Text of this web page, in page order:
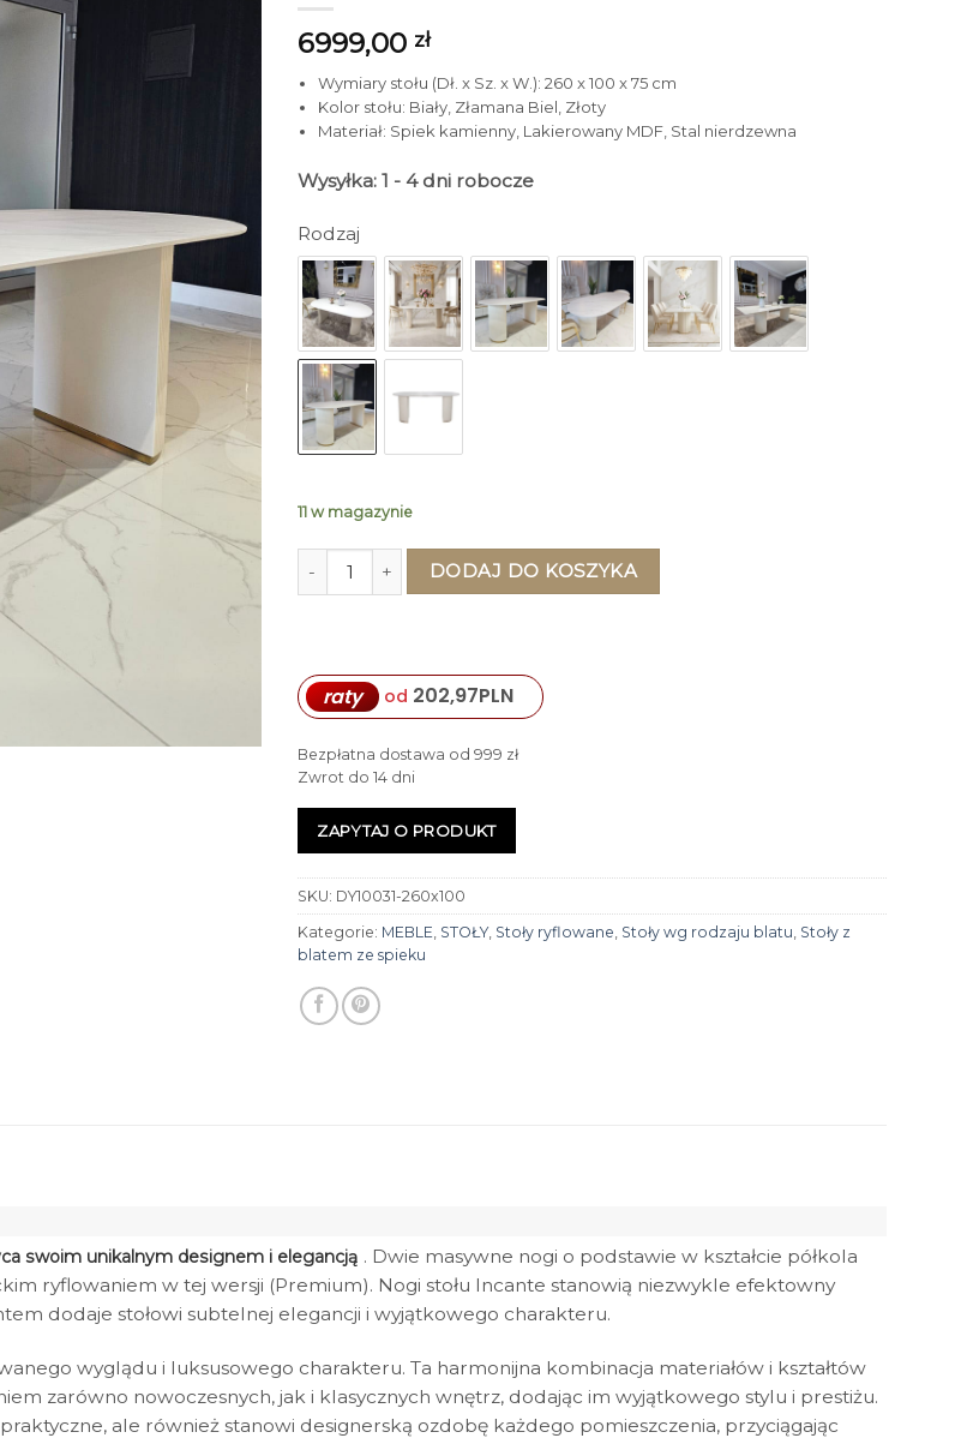
6999,00 zł
Wymiary stołu (Dł. x Sz. x W.): 260 x 100 x 75 cm
Kolor stołu: Biały, Złamana Biel, Złoty
Materiał: Spiek kamienny, Lakierowany MDF, Stal nierdzewna
Wysyłka: 1 - 4 dni robocze
Rodzaj
11 w magazynie
ilość STÓŁ Incante owalny na dwóch nogach, nogi z MDF-u lakierowanego,
DODAJ DO KOSZYKA
raty od 202,97PLN
Bezpłatna dostawa od 999 zł
Zwrot do 14 dni
ZAPYTAJ O PRODUKT
SKU: DY10031-260x100
Kategorie: MEBLE STOŁY, Stoły ryflowane Stoły wg rodzaju blatu Stoły z
blatem ze spieku
swoim unikalnym designem i elegancją . Dwie masywne nogi o podstawie w kształcie półkola
ryflowaniem w tej wersji (Premium). Nogi stołu Incante stanowią niezwykle efektowny
dodaje stołowi subtelnej elegancji i wyjątkowego charakteru.
wyglądu i luksusowego charakteru. Ta harmonijna kombinacja materiałów i kształtów
zarówno nowoczesnych, jak i klasycznych wnętrz, dodając im wyjątkowego stylu i prestiżu.
ale również stanowi designerską ozdobę każdego pomieszczenia, przyciągając